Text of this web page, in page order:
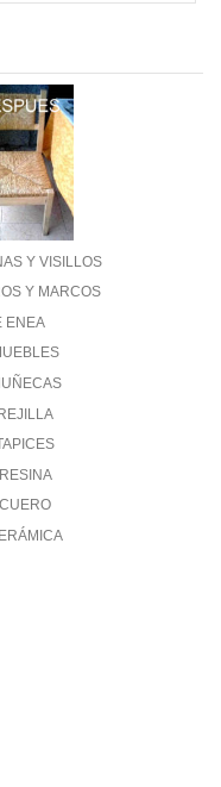
Y VISILLOS
Y MARCOS
ENEA